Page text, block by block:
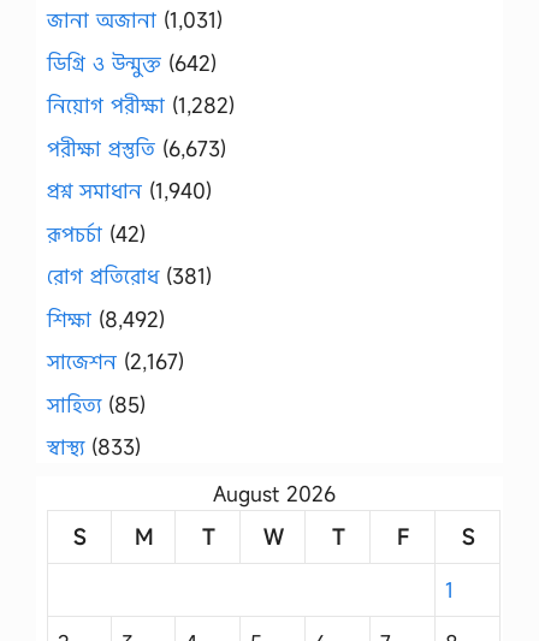
জানা অজানা (1,031)
ডিগ্রি ও উন্মুক্ত (642)
নিয়োগ পরীক্ষা (1,282)
পরীক্ষা প্রস্তুতি (6,673)
প্রশ্ন সমাধান (1,940)
রূপচর্চা (42)
রোগ প্রতিরোধ(381)
শিক্ষা (8,492)
সাজেশন (2,167)
সাহিত্য(85)
স্বাস্থ্য(833)
August 2026
S
M T W T F
S
1